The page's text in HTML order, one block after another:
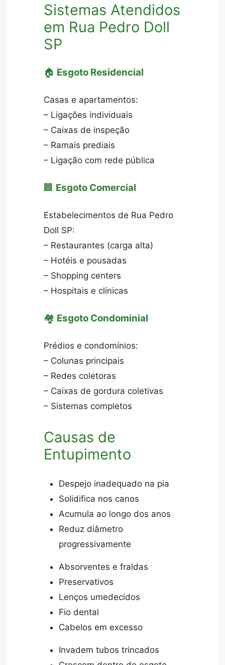
Sistemas Atendidos
em Rua Pedro Doll
SP
🏠 Esgoto Residencial
Casas e apartamentos:
– Ligações individuais
– Caixas de inspeção
– Ramais prediais
– Ligação com rede pública
🏢 Esgoto Comercial
Estabelecimentos de Rua Pedro
Doll SP:
– Restaurantes (carga alta)
– Hotéis e pousadas
– Shopping centers
– Hospitais e clínicas
🏘️ Esgoto Condominial
Prédios e condomínios:
– Colunas principais
– Redes coletoras
– Caixas de gordura coletivas
– Sistemas completos
Causas de
Entupimento
Despejo inadequado na pia
Solidifica nos canos
Acumula ao longo dos anos
Reduz diâmetro
progressivamente
Absorventes e fraldas
Preservativos
Lenços umedecidos
Fio dental
Cabelos em excesso
Invadem tubos trincados